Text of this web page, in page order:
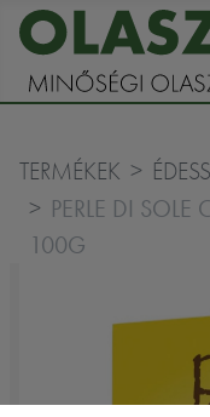
TERMÉKEK
PERLE DI
100G